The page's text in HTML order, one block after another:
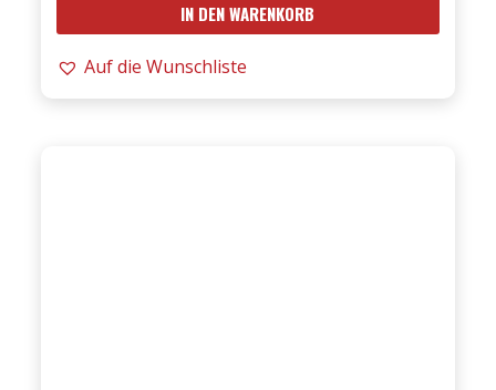
del
18er
IN DEN WARENKORB
Auf die Wunschliste